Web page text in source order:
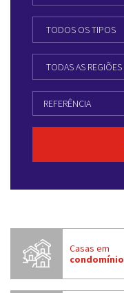
Casas em
condomínio